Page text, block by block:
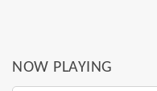
NOW PLAYING